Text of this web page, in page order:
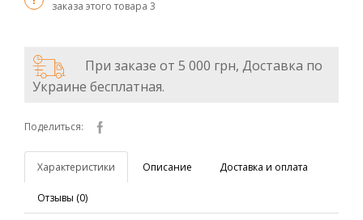
заказа этого товара 3
При заказе от 5 000 грн, Доставка по
Украине бесплатная.
Поделиться:
Характеристики Описание Доставка и оплата
Отзывы (0)